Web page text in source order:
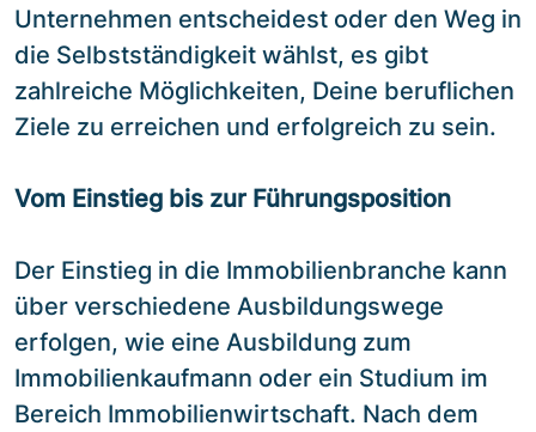
Unternehmen entscheidest oder den Weg in
die Selbstständigkeit wählst, es gibt
zahlreiche Möglichkeiten, Deine beruflichen
Ziele zu erreichen und erfolgreich zu sein.
Vom Einstieg bis zur Führungsposition
Der Einstieg in die Immobilienbranche kann
über verschiedene Ausbildungswege
erfolgen, wie eine Ausbildung zum
Immobilienkaufmann oder ein Studium im
Bereich Immobilienwirtschaft. Nach dem